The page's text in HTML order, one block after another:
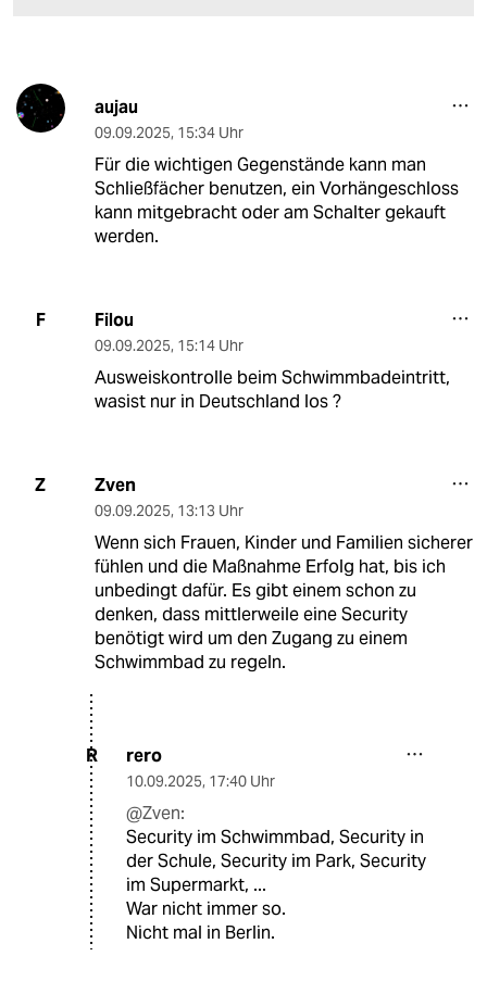
aujau
09.09.2025, 15:34 Uhr
Für die wichtigen Gegenstände kann man
Schließfächer benutzen, ein Vorhängeschloss
kann mitgebracht oder am Schalter gekauft
werden.
F Filou
09.09.2025, 15:14 Uhr
Ausweiskontrolle beim Schwimmbadeintritt,
wasist nur in Deutschland los ?
Z Zven
09.09.2025, 13:13 Uhr
Wenn sich Frauen, Kinder und Familien sicherer
fühlen und die Maßnahme Erfolg hat, bis ich
unbedingt dafür. Es gibt einem schon zu
denken, dass mittlerweile eine Security
benötigt wird um den Zugang zu einem
Schwimmbad zu regeln.
R rero
10.09.2025, 17:40 Uhr
@Zven:
Security im Schwimmbad, Security in
der Schule, Security im Park, Security
im Supermarkt, ...
War nicht immer so.
Nicht mal in Berlin.